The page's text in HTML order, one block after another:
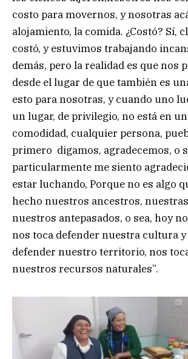
costo para movernos, y nosotras
alojamiento, la comida. ¿Costó? Sí,
costó, y estuvimos trabajando
demás, pero la realidad es que nos
desde el lugar de que también es
esto para nosotras, y cuando uno
un lugar, de privilegio, no está en
comodidad, cualquier persona,
primero digamos, agradecemos, o
particularmente me siento
estar luchando, Porque no es algo
hecho nuestros ancestros,
nuestros antepasados, o sea, hoy
nos toca defender nuestra cultura
defender nuestro territorio, nos
nuestros recursos naturales”.